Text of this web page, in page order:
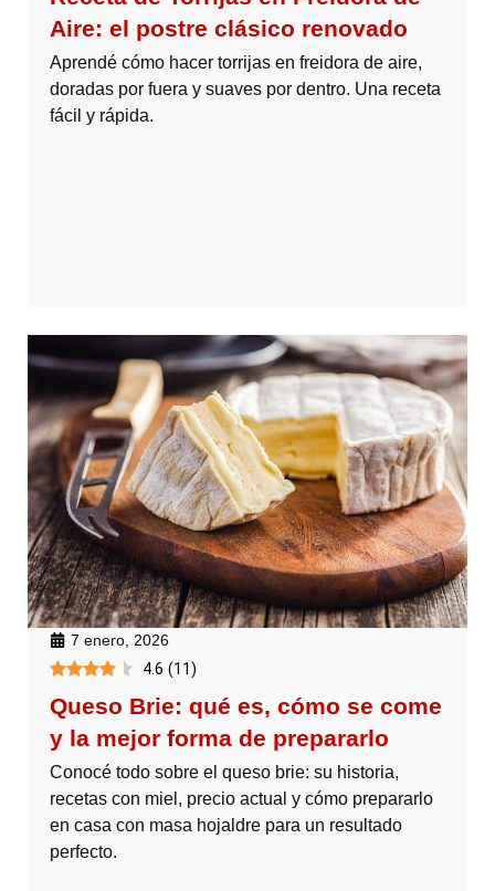
Aire: el postre clásico renovado
Aprendé cómo hacer torrijas en freidora de aire,
doradas por fuera y suaves por dentro. Una receta
fácil y rápida.
7 enero, 2026
4.6 (11)
Queso Brie: qué es, cómo se come
y la mejor forma de prepararlo
Conocé todo sobre el queso brie: su historia,
recetas con miel, precio actual y cómo prepararlo
en casa con masa hojaldre para un resultado
perfecto.